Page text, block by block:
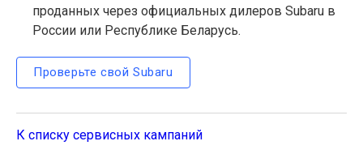
проданных через официальных дилеров Subaru в
России или Республике Беларусь.
Проверьте свой Subaru
К списку сервисных кампаний